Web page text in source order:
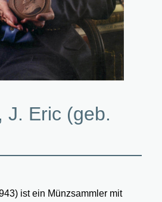
J. Eric (geb.
ist ein Münzsammler mit